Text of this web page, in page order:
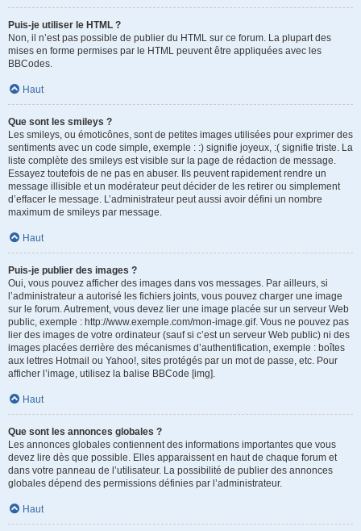
Puis-je utiliser le HTML ?
Non, il n’est pas possible de publier du HTML sur ce forum. La plupart des
mises en forme permises par le HTML peuvent être appliquées avec les
BBCodes.
Haut
Que sont les smileys ?
Les smileys, ou émoticônes, sont de petites images utilisées pour exprimer des
sentiments avec un code simple, exemple : :) signifie joyeux, :( signifie triste. La
liste complète des smileys est visible sur la page de rédaction de message.
Essayez toutefois de ne pas en abuser. Ils peuvent rapidement rendre un
message illisible et un modérateur peut décider de les retirer ou simplement
d’effacer le message. L’administrateur peut aussi avoir défini un nombre
maximum de smileys par message.
Haut
Puis-je publier des images ?
Oui, vous pouvez afficher des images dans vos messages. Par ailleurs, si
l’administrateur a autorisé les fichiers joints, vous pouvez charger une image
sur le forum. Autrement, vous devez lier une image placée sur un serveur Web
public, exemple : http://www.exemple.com/mon-image.gif. Vous ne pouvez pas
lier des images de votre ordinateur (sauf si c’est un serveur Web public) ni des
images placées derrière des mécanismes d’authentification, exemple : boîtes
aux lettres Hotmail ou Yahoo!, sites protégés par un mot de passe, etc. Pour
afficher l’image, utilisez la balise BBCode [img].
Haut
Que sont les annonces globales ?
Les annonces globales contiennent des informations importantes que vous
devez lire dès que possible. Elles apparaissent en haut de chaque forum et
dans votre panneau de l’utilisateur. La possibilité de publier des annonces
globales dépend des permissions définies par l’administrateur.
Haut